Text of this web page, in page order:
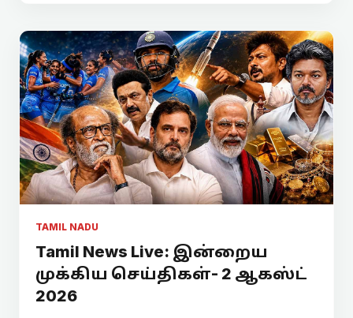
TAMIL NADU
Tamil News Live: இன்றைய
முக்கிய செய்திகள்- 2 ஆகஸ்ட்
2026